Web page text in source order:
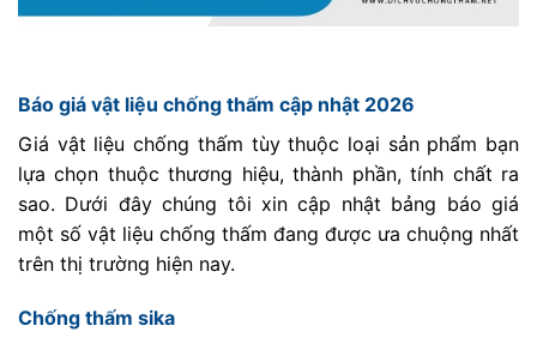
Báo giá vật liệu chống thấm cập nhật 2026
Giá vật liệu chống thấm tùy thuộc loại sản phẩm bạn
lựa chọn thuộc thương hiệu, thành phần, tính chất ra
sao. Dưới đây chúng tôi xin cập nhật bảng báo giá
một số vật liệu chống thấm đang được ưa chuộng nhất
trên thị trường hiện nay.
Chống thấm sika